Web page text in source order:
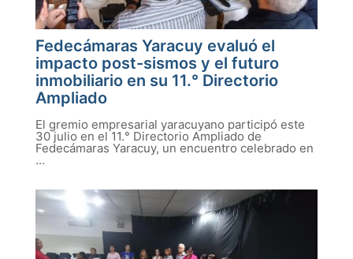
Fedecámaras Yaracuy evaluó el
impacto post-sismos y el futuro
inmobiliario en su 11.° Directorio
Ampliado
El gremio empresarial yaracuyano participó este
30 julio en el 11.° Directorio Ampliado de
Fedecámaras Yaracuy, un encuentro celebrado en
...